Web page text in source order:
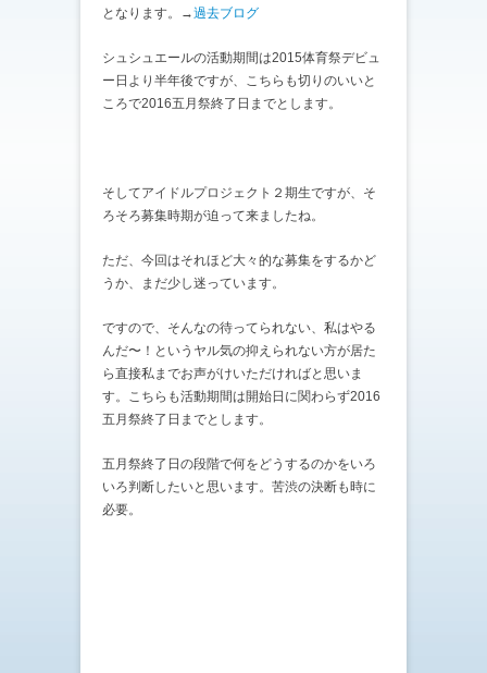
となります。→過去ブログ
シュシュエールの活動期間は2015体育祭デビュ
ー日より半年後ですが、こちらも切りのいいと
ころで2016五月祭終了日までとします。
そしてアイドルプロジェクト２期生ですが、そ
ろそろ募集時期が迫って来ましたね。
ただ、今回はそれほど大々的な募集をするかど
うか、まだ少し迷っています。
ですので、そんなの待ってられない、私はやる
んだ〜！というヤル気の抑えられない方が居た
ら直接私までお声がけいただければと思いま
す。こちらも活動期間は開始日に関わらず2016
五月祭終了日までとします。
五月祭終了日の段階で何をどうするのかをいろ
いろ判断したいと思います。苦渋の決断も時に
必要。